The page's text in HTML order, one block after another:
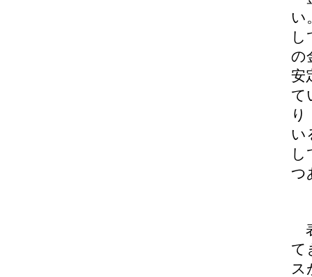
い
し
の
安
て
り
い
し
つ
て
ス